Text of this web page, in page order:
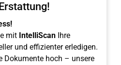
mit IntelliScan Ihre
und effizienter erledigen.
Dokumente hoch – unsere